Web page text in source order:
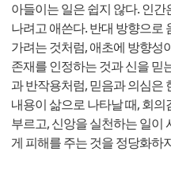
아들이는 일은 쉽지 않다. 인
나려고 애쓴다. 반대 방향으로
가려는 것처럼, 애초에 방향성
존재를 인정하는 것과 신을 믿
과 반작용처럼, 믿음과 의심은
내용이 삶으로 나타날 때, 회
부르고, 신앙을 실천하는 일이
게 피해를 주는 것을 정당화하